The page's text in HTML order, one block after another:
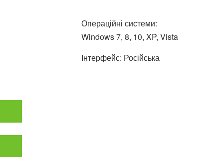
Операційні системи:
Windows 7, 8, 10, XP, Vista
Інтерфейс: Російська